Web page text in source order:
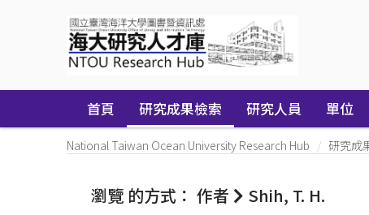
首頁 研究成果檢索 研究人員 單位
National Taiwan Ocean University Research Hub 研究成
瀏覽 的方式： 作者 Shih, T. H.